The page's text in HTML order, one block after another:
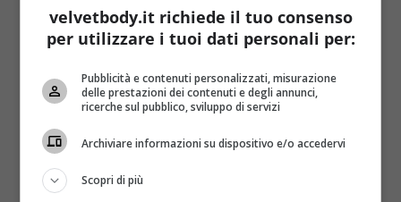
velvetbody.it richiede il tuo consenso
per utilizzare i tuoi dati personali per:
Pubblicità e contenuti personalizzati, misurazione
delle prestazioni dei contenuti e degli annunci,
ricerche sul pubblico, sviluppo di servizi
Archiviare informazioni su dispositivo e/o accedervi
Scopri di più